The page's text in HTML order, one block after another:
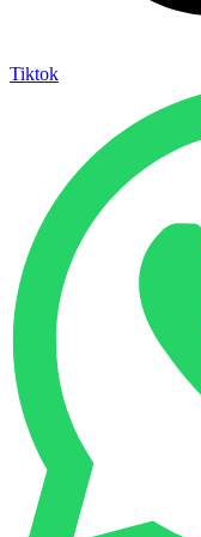
Tiktok